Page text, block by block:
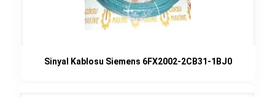
Sinyal Kablosu Siemens 6FX2002-2CB31-1BJ0